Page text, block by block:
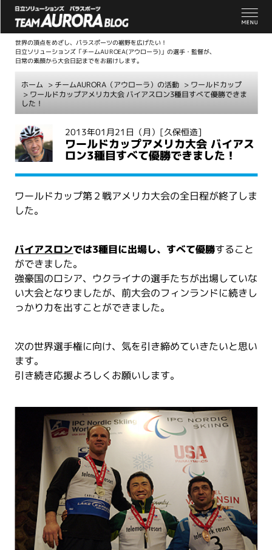
世界の頂点をめざし、パラスポーツの裾野を広げたい！
日立ソリューションズ「チームAUROEA(アウローラ)」の選手・監督が、
日常の素顔から大会日記までをお届けします。
ホーム > チームAURORA（アウローラ）の活動 > ワールドカップ
> ワールドカップアメリカ大会 バイアスロン3種目すべて優勝できま
した！
2013年01月21日（月） [久保恒造]
ワールドカップアメリカ大会 バイアス
ロン3種目すべて優勝できました！
ワールドカップ第２戦アメリカ大会の全日程が終了しま
した。
バイアスロンでは3種目に出場し、すべて優勝すること
ができました。
強豪国のロシア、ウクライナの選手たちが出場していな
い大会となりましたが、前大会のフィンランドに続きし
っかり力を出すことができました。
次の世界選手権に向け、気を引き締めていきたいと思い
ます。
引き続き応援よろしくお願いします。